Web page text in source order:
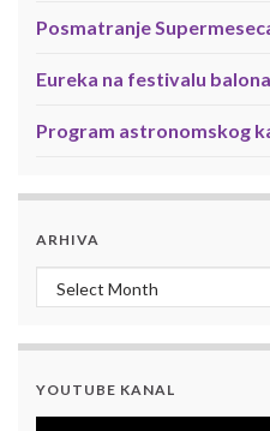
Posmatranje
Eureka na festivalu balona
Program astronomskog
ARHIVA
Arhiva
YOUTUBE KANAL